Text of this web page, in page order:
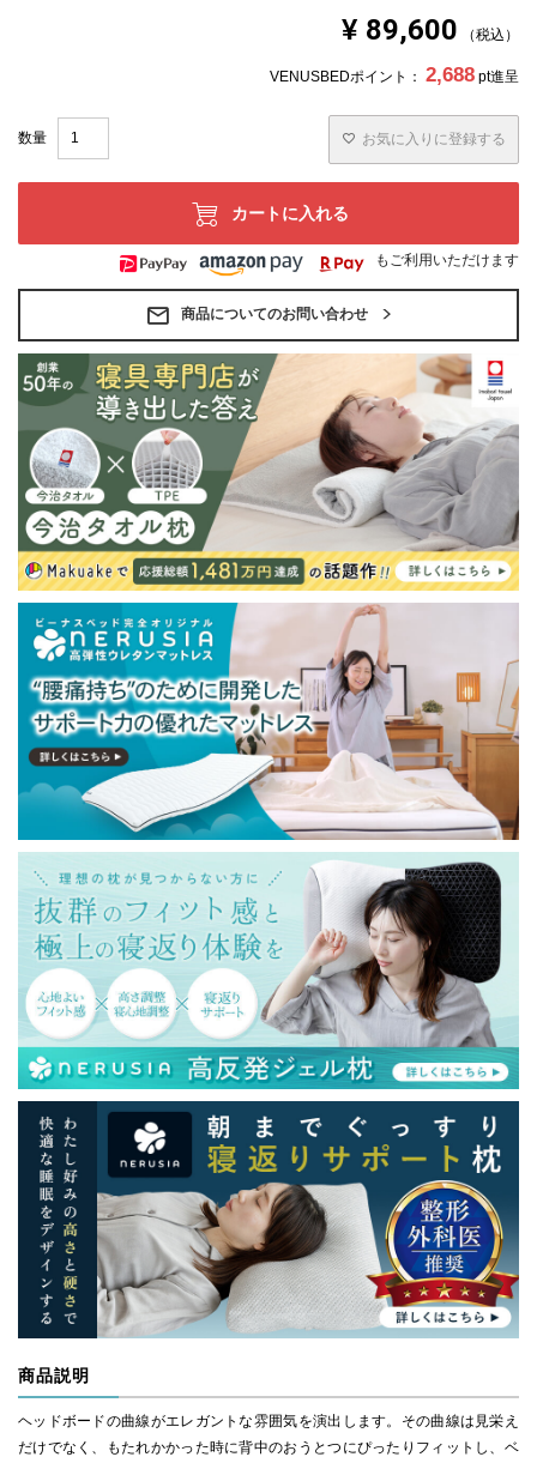
¥ 89,600 税込
VENUSBEDポイント： 2,688 pt進呈
お気に入りに登録する
カートに入れる
もご利用いただけます
商品についてのお問い合わせ
商品説明
ヘッドボードの曲線がエレガントな雰囲気を演出します。その曲線は見栄え
だけでなく、もたれかかった時に背中のおうとつにぴったりフィットし、ベ